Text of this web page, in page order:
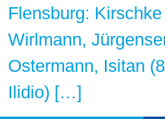
Flensburg:
Wirlmann,
Ostermann, Isitan
Ilidio) […]